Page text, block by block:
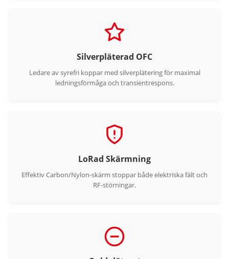
Silverpläterad OFC
Ledare av syrefri koppar med silverplätering för maximal
ledningsförmåga och transientrespons.
LoRad Skärmning
Effektiv Carbon/Nylon-skärm stoppar både elektriska fält och
RF-störningar.